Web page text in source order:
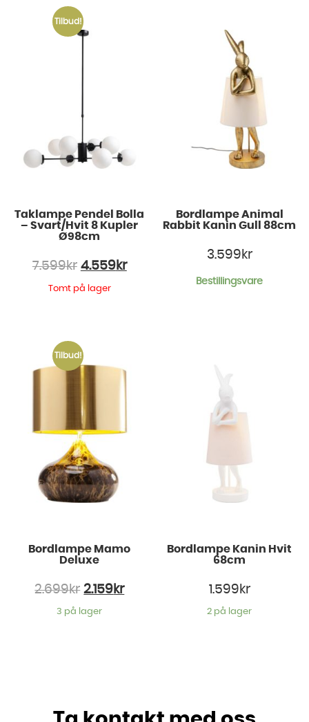
Tilbud!
Taklampe Pendel Bolla
– Svart/Hvit 8 Kupler
Ø98cm
7.599kr 4.559kr
Tomt på lager
Bordlampe Animal
Rabbit Kanin Gull 88cm
3.599 kr
Bestillingsvare
Tilbud!
Bordlampe Mamo
Deluxe
2.699kr 2.159 kr
3 på lager
Bordlampe Kanin Hvit
68cm
1.599 kr
2 på lager